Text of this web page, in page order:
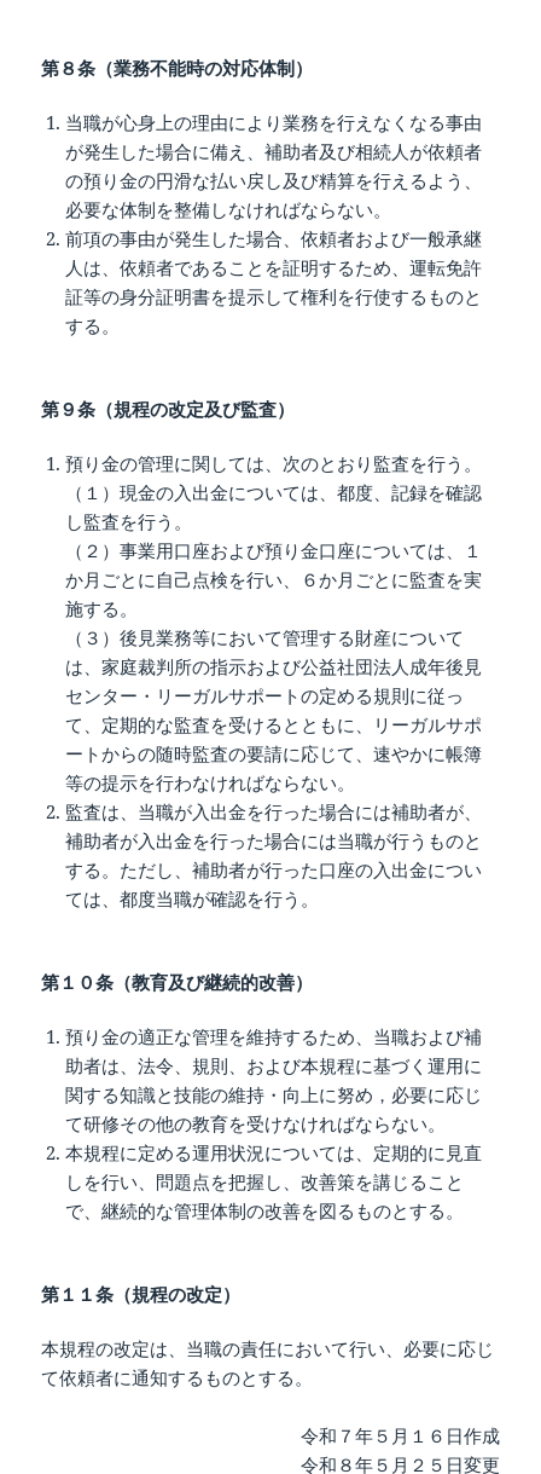
第８条（業務不能時の対応体制）
当職が心身上の理由により業務を行えなくなる事由
が発生した場合に備え、補助者及び相続人が依頼者
の預り金の円滑な払い戻し及び精算を行えるよう、
必要な体制を整備しなければならない。
前項の事由が発生した場合、依頼者および一般承継
人は、依頼者であることを証明するため、運転免許
証等の身分証明書を提示して権利を行使するものと
する。
第９条（規程の改定及び監査）
預り金の管理に関しては、次のとおり監査を行う。
（１）現金の入出金については、都度、記録を確認
し監査を行う。
（２）事業用口座および預り金口座については、１
か月ごとに自己点検を行い、６か月ごとに監査を実
施する。
（３）後見業務等において管理する財産について
は、家庭裁判所の指示および公益社団法人成年後見
センター・リーガルサポートの定める規則に従っ
て、定期的な監査を受けるとともに、リーガルサポ
ートからの随時監査の要請に応じて、速やかに帳簿
等の提示を行わなければならない。
監査は、当職が入出金を行った場合には補助者が、
補助者が入出金を行った場合には当職が行うものと
する。ただし、補助者が行った口座の入出金につい
ては、都度当職が確認を行う。
第１０条（教育及び継続的改善）
預り金の適正な管理を維持するため、当職および補
助者は、法令、規則、および本規程に基づく運用に
関する知識と技能の維持・向上に努め，必要に応じ
て研修その他の教育を受けなければならない。
本規程に定める運用状況については、定期的に見直
しを行い、問題点を把握し、改善策を講じること
で、継続的な管理体制の改善を図るものとする。
第１１条（規程の改定）
本規程の改定は、当職の責任において行い、必要に応じ
て依頼者に通知するものとする。
令和７年５月１６日作成
令和８年５月２５日変更